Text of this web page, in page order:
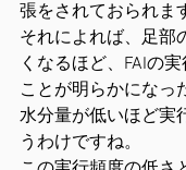
張をされておられま
それによれば、足部
くなるほど、FAIの
ことが明らかになっ
水分量が低いほど実
うわけですね。